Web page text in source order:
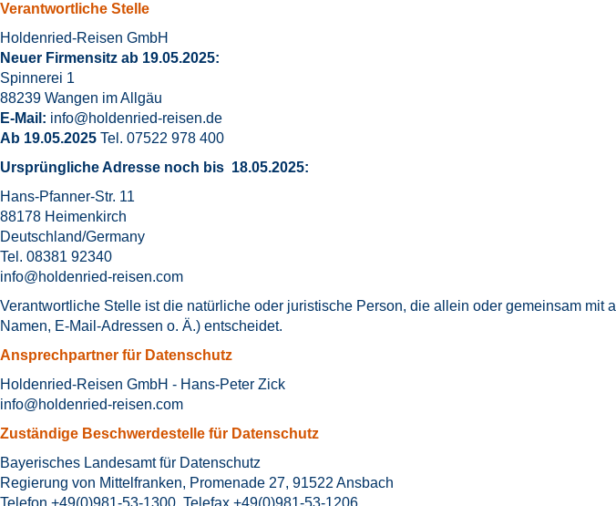
Verantwortliche Stelle
Holdenried-Reisen GmbH
Neuer Firmensitz ab 19.05.2025:
Spinnerei 1
88239 Wangen im Allgäu
E-Mail: info@holdenried-reisen.de
Ab 19.05.2025 Tel. 07522 978 400
Ursprüngliche Adresse noch bis 18.05.2025:
Hans-Pfanner-Str. 11
88178 Heimenkirch
Deutschland/Germany
Tel. 08381 92340
info@holdenried-reisen.com
Verantwortliche Stelle ist die natürliche oder juristische Person, die allein oder gemeinsam
Namen, E-Mail-Adressen o. Ä.) entscheidet.
Ansprechpartner für Datenschutz
Holdenried-Reisen GmbH - Hans-Peter Zick
info@holdenried-reisen.com
Zuständige Beschwerdestelle für Datenschutz
Bayerisches Landesamt für Datenschutz
Regierung von Mittelfranken, Promenade 27, 91522 Ansbach